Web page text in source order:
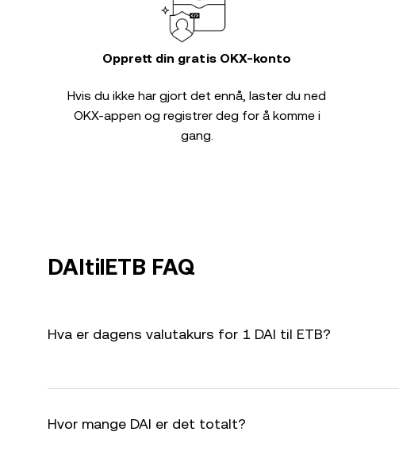
Opprett din gratis OKX-konto
Hvis du ikke har gjort det ennå, laster du ned
OKX-appen og registrer deg for å komme i
gang.
DAItilETB FAQ
Hva er dagens valutakurs for 1 DAI til ETB?
Hvor mange DAI er det totalt?